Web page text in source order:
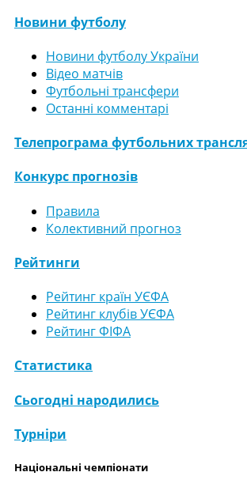
Новини футболу
Новини футболу України
Відео матчів
Футбольні трансфери
Останні комментарі
Телепрограма футбольних
Конкурс прогнозів
Правила
Колективний прогноз
Рейтинги
Рейтинг країн УЄФА
Рейтинг клубів УЄФА
Рейтинг ФІФА
Статистика
Сьогодні народились
Турніри
Національні чемпіонати